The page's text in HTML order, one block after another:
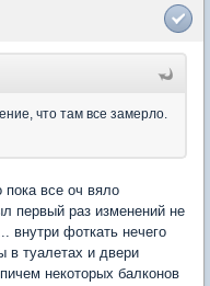
что там все замерло.
все оч вяло
первый раз изменений не
внутри фоткать нечего
в туалетах и двери
некоторых балконов